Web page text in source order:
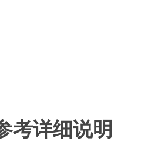
考详细说明